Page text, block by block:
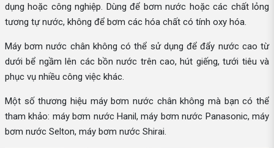
dụng hoặc công nghiệp. Dùng để bơm nước hoặc các chất lỏng
tương tự nước, không để bơm các hóa chất có tính oxy hóa.
Máy bơm nước chân không có thể sử dụng để đẩy nước cao từ
dưới bể ngầm lên các bồn nước trên cao, hút giếng, tưới tiêu và
phục vụ nhiều công việc khác.
Một số thương hiệu máy bơm nước chân không mà bạn có thể
tham khảo: máy bơm nước Hanil, máy bơm nước Panasonic, máy
bơm nước Selton, máy bơm nước Shirai.